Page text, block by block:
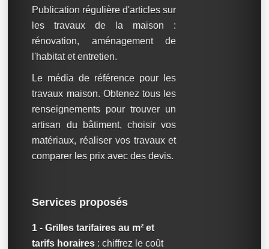
Publication régulière d'articles sur
les travaux de la maison :
rénovation, aménagement de
l'habitat et entretien.
Le média de référence pour les
travaux maison. Obtenez tous les
renseignements pour trouver un
artisan du bâtiment, choisir vos
matériaux, réaliser vos travaux et
comparer les prix avec des devis.
Services proposés
1 - Grilles tarifaires au m² et
tarifs horaires : chiffrez le coût